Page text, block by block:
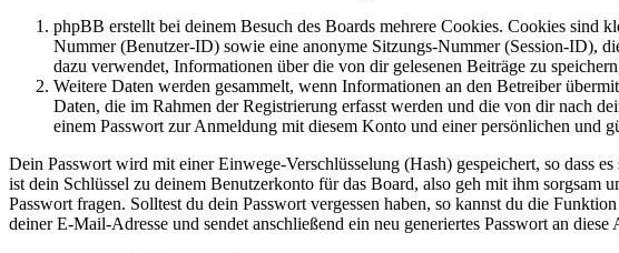
phpBB erstellt bei deinem Besuch des Boards mehrere Cookies. Cookies sind
Nummer (Benutzer-ID) sowie eine anonyme Sitzungs-Nummer (Session-ID),
dazu verwendet, Informationen über die von dir gelesenen Beiträge zu
Weitere Daten werden gesammelt, wenn Informationen an den Betreiber
Daten, die im Rahmen der Registrierung erfasst werden und die von dir nach
einem Passwort zur Anmeldung mit diesem Konto und einer persönlichen und
Dein Passwort wird mit einer Einwege-Verschlüsselung (Hash) gespeichert, so dass
ist dein Schlüssel zu deinem Benutzerkonto für das Board, also geh mit ihm
Passwort fragen. Solltest du dein Passwort vergessen haben, so kannst du die
deiner E-Mail-Adresse und sendet anschließend ein neu generiertes Passwort an